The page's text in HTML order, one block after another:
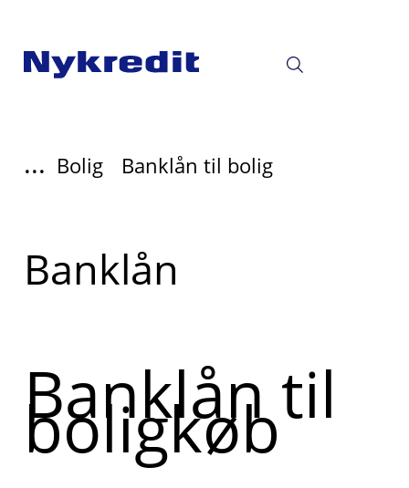
... Bolig Banklån til bolig
Læs
mere
Banklån
Banklån til
boligkøb